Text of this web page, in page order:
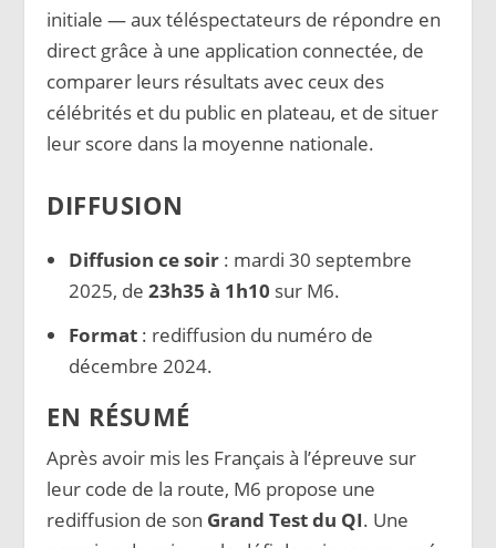
initiale — aux téléspectateurs de répondre en
direct grâce à une application connectée, de
comparer leurs résultats avec ceux des
célébrités et du public en plateau, et de situer
leur score dans la moyenne nationale.
DIFFUSION
Diffusion ce soir: mardi 30 septembre
2025, de 23h35 à 1h10 sur M6.
Format: rediffusion du numéro de
décembre 2024.
EN RÉSUMÉ
Après avoir mis les Français à l’épreuve sur
leur code de la route, M6 propose une
rediffusion de son Grand Test du QI. Une